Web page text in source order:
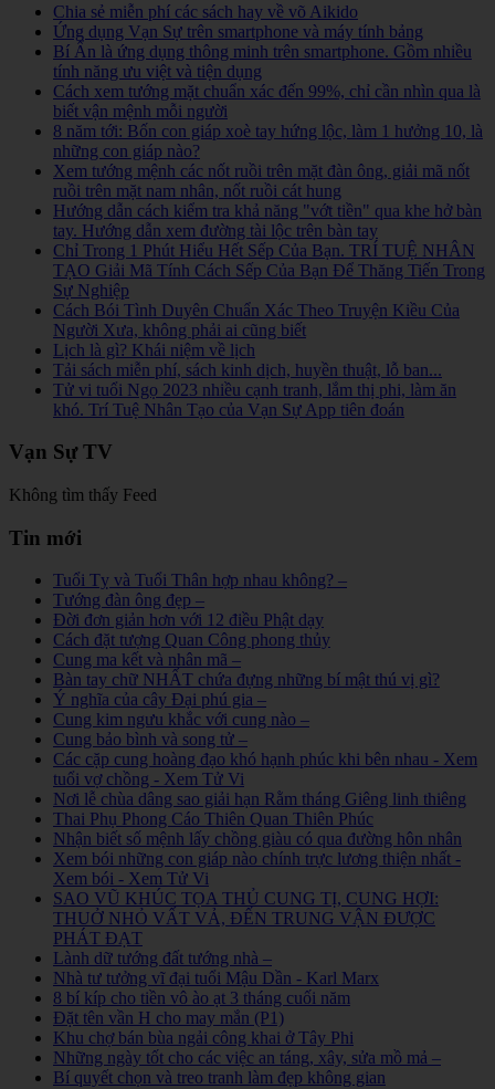
Chia sẻ miễn phí các sách hay về võ Aikido
Ứng dụng Vạn Sự trên smartphone và máy tính bảng
Bí Ẩn là ứng dụng thông minh trên smartphone. Gồm nhiều
tính năng ưu việt và tiện dụng
Cách xem tướng mặt chuẩn xác đến 99%, chỉ cần nhìn qua là
biết vận mệnh mỗi người
8 năm tới: Bốn con giáp xoè tay hứng lộc, làm 1 hưởng 10, là
những con giáp nào?
Xem tướng mệnh các nốt ruồi trên mặt đàn ông, giải mã nốt
ruồi trên mặt nam nhân, nốt ruồi cát hung
Hướng dẫn cách kiểm tra khả năng "vớt tiền" qua khe hở bàn
tay. Hướng dẫn xem đường tài lộc trên bàn tay
Chỉ Trong 1 Phút Hiểu Hết Sếp Của Bạn. TRÍ TUỆ NHÂN
TẠO Giải Mã Tính Cách Sếp Của Bạn Để Thăng Tiến Trong
Sự Nghiệp
Cách Bói Tình Duyên Chuẩn Xác Theo Truyện Kiều Của
Người Xưa, không phải ai cũng biết
Lịch là gì? Khái niệm về lịch
Tải sách miễn phí, sách kinh dịch, huyền thuật, lỗ ban...
Tử vi tuổi Ngọ 2023 nhiều cạnh tranh, lắm thị phi, làm ăn
khó. Trí Tuệ Nhân Tạo của Vạn Sự App tiên đoán
Vạn Sự TV
Không tìm thấy Feed
Tin mới
Tuổi Tỵ và Tuổi Thân hợp nhau không? –
Tướng đàn ông đẹp –
Đời đơn giản hơn với 12 điều Phật dạy
Cách đặt tượng Quan Công phong thủy
Cung ma kết và nhân mã –
Bàn tay chữ NHẤT chứa đựng những bí mật thú vị gì?
Ý nghĩa của cây Đại phú gia –
Cung kim ngưu khắc với cung nào –
Cung bảo bình và song tử –
Các cặp cung hoàng đạo khó hạnh phúc khi bên nhau - Xem
tuổi vợ chồng - Xem Tử Vi
Nơi lễ chùa dâng sao giải hạn Rằm tháng Giêng linh thiêng
Thai Phụ Phong Cáo Thiên Quan Thiên Phúc
Nhận biết số mệnh lấy chồng giàu có qua đường hôn nhân
Xem bói những con giáp nào chính trực lương thiện nhất -
Xem bói - Xem Tử Vi
SAO VŨ KHÚC TỌA THỦ CUNG TỊ, CUNG HỢI:
THUỞ NHỎ VẤT VẢ, ĐẾN TRUNG VẬN ĐƯỢC
PHÁT ĐẠT
Lành dữ tướng đất tướng nhà –
Nhà tư tưởng vĩ đại tuổi Mậu Dần - Karl Marx
8 bí kíp cho tiền vô ào ạt 3 tháng cuối năm
Đặt tên vần H cho may mắn (P1)
Khu chợ bán bùa ngải công khai ở Tây Phi
Những ngày tốt cho các việc an táng, xây, sửa mồ mả –
Bí quyết chọn và treo tranh làm đẹp không gian